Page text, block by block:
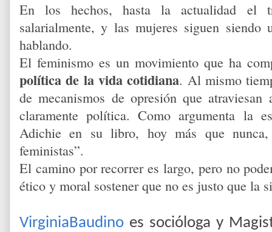
En los hechos, hasta la actualidad el
salarialmente, y las mujeres siguen siendo
hablando.
El feminismo es un movimiento que ha
política de la vida cotidiana. Al mismo
de mecanismos de opresión que
claramente política. Como argumenta la
Adichie en su libro, hoy más que
feministas”.
El camino por recorrer es largo, pero no
ético y moral sostener que no es justo que la
VirginiaBaudino es socióloga y